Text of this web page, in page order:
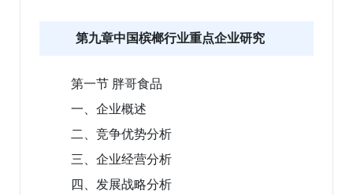
第九章中国槟榔行业重点企业研究
第一节 胖哥食品
一、企业概述
二、竞争优势分析
三、企业经营分析
四、发展战略分析